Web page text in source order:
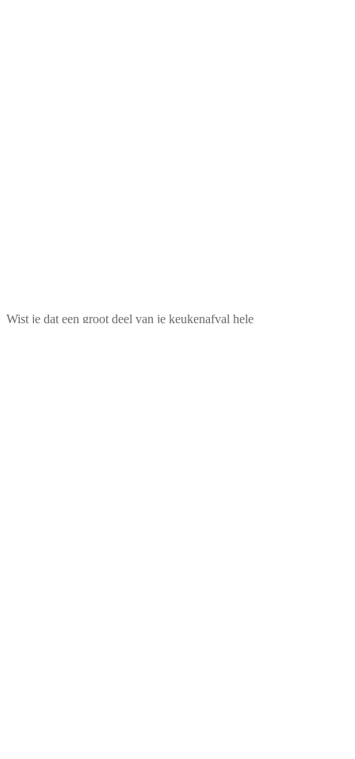
Wist je dat een groot deel van je keukenafval hele